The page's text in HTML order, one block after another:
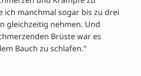
ich manchmal sogar bis zu drei
gleichzeitig nehmen. Und
Brüste war es
Bauch zu schlafen."